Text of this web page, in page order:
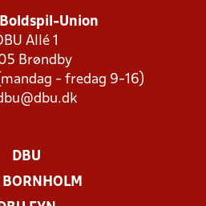
Boldspil-Union
Allé 1
Brøndby
- fredag 9-16)
DBU
BORNHOLM